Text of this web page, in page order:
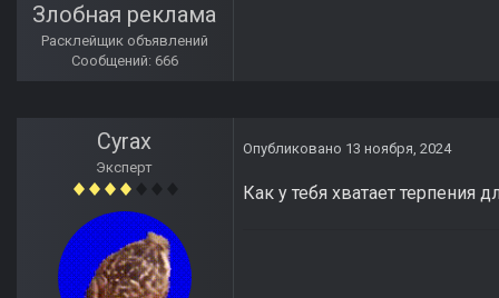
Злобная реклама
Расклейщик объявлений
Сообщений: 666
Cyrax
Эксперт
Опубликовано 13 ноября, 2024
Как у тебя хватает